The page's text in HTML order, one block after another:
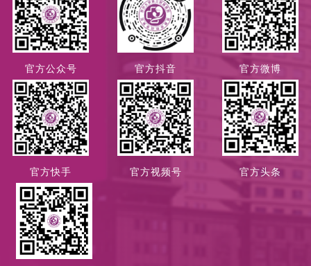
官方公众号 官方抖音 官方微博
官方快手 官方视频号 官方头条